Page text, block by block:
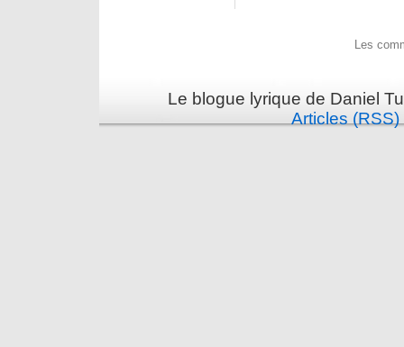
Les
Le blogue lyrique de Daniel
Articles (RSS)